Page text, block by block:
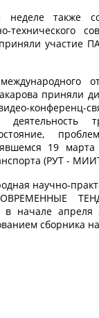
также
технического
участие
приняли
деятельность
19
(РУТ -
научно-
в начале апреля
сборника